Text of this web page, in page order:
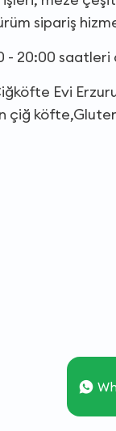
sipariş
- 20:00
Evi
çiğ